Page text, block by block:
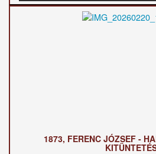
1873, FERENC JÓZSEF -